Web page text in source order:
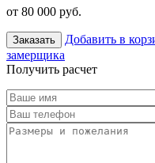
от 80 000 руб.
Заказать Добавить в
замерщика
Получить расчет